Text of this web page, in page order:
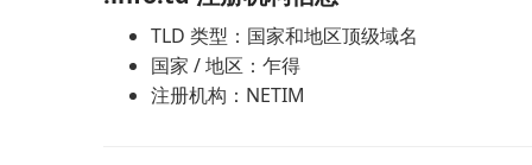
TLD 类型：国家和地区顶级域名
国家 / 地区：乍得
注册机构：NETIM